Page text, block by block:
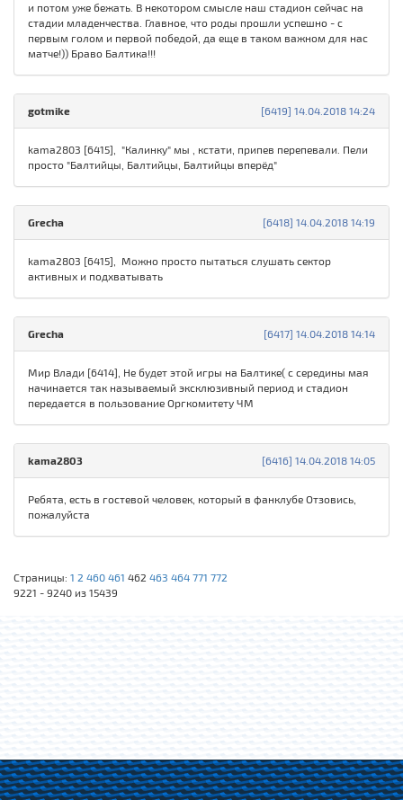
и потом уже бежать. В некотором смысле наш стадион сейчас на
стадии младенчества. Главное, что роды прошли успешно - с
первым голом и первой победой, да еще в таком важном для нас
матче!)) Браво Балтика!!!
[6419] 14.04.2018 14:24
gotmike
kama2803 [6415], "Калинку" мы , кстати, припев перепевали. Пели
просто "Балтийцы, Балтийцы, Балтийцы вперёд"
[6418] 14.04.2018 14:19
Grecha
kama2803 [6415], Можно просто пытаться слушать сектор
активных и подхватывать
[6417] 14.04.2018 14:14
Grecha
Мир Влади [6414], Не будет этой игры на Балтике( с середины мая
начинается так называемый эксклюзивный период и стадион
передается в пользование Оргкомитету ЧМ
[6416] 14.04.2018 14:05
kama2803
Ребята, есть в гостевой человек, который в фанклубе Отзовись,
пожалуйста
Страницы: 1 2 460 461 462 463 464 771 772
9221 - 9240 из 15439